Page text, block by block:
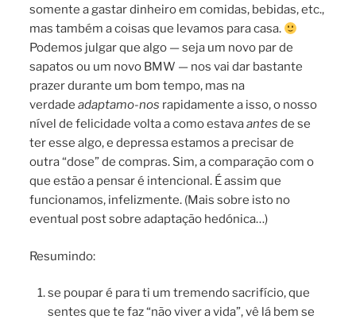
somente a gastar dinheiro em comidas, bebidas, etc.,
mas também a coisas que levamos para casa.
Podemos julgar que algo — seja um novo par de
sapatos ou um novo BMW — nos vai dar bastante
prazer durante um bom tempo, mas na
verdadeadaptamo-nos rapidamente a isso, o nosso
nível de felicidade volta a como estavaantes de se
ter esse algo, e depressa estamos a precisar de
outra “dose” de compras. Sim, a comparação com o
que estão a pensar é intencional. É assim que
funcionamos, infelizmente. (Mais sobre isto no
eventual post sobre adaptação hedónica…)
Resumindo:
se poupar é para ti um tremendo sacrifício, que
sentes que te faz “não viver a vida”, vê lá bem se